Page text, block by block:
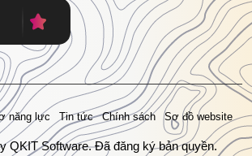
năng lực Tin tức Chính sách Sơ đồ website
QKIT Software. Đã đăng ký bản quyền.